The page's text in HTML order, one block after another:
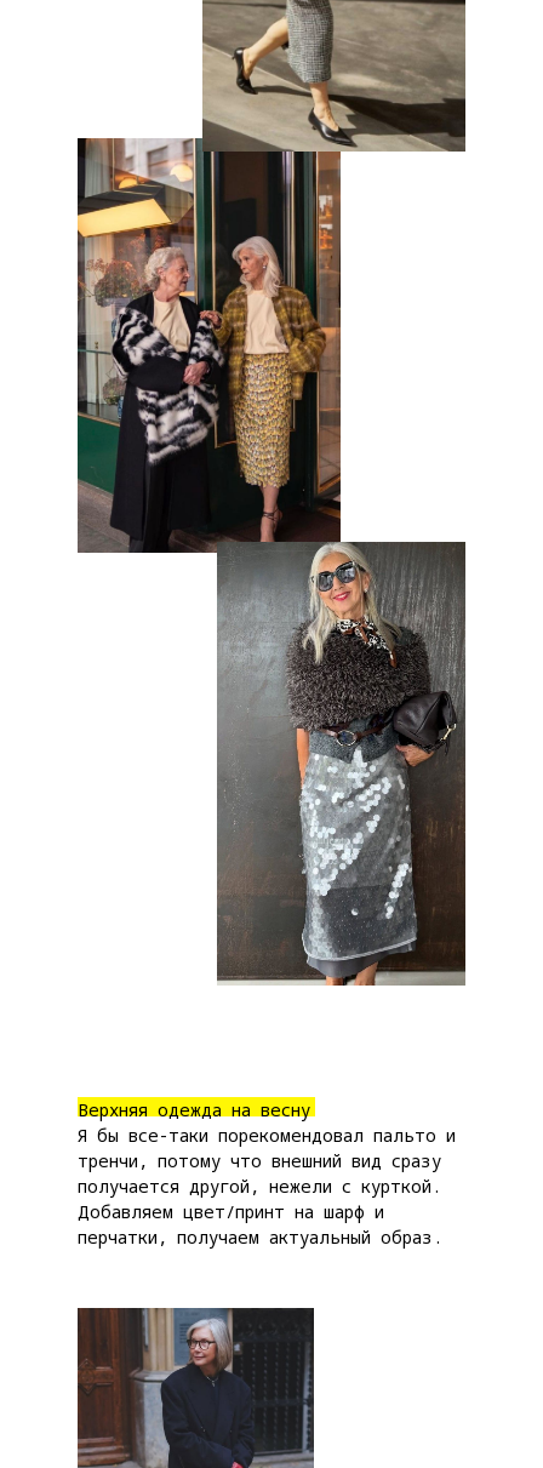
Верхняя одежда на весну
Я бы все-таки порекомендовал пальто и
тренчи, потому что внешний вид сразу
получается другой, нежели с курткой.
Добавляем цвет/принт на шарф и
перчатки, получаем актуальный образ.